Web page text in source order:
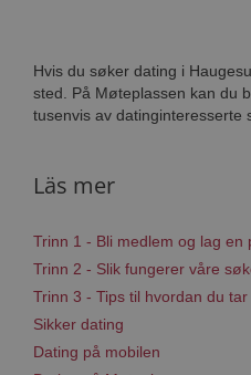
Hvis du søker dating i
sted. På Møteplassen kan du
tusenvis av datinginteresserte
Läs mer
Trinn 1 - Bli medlem og lag en
Trinn 2 - Slik fungerer våre
Trinn 3 - Tips til hvordan du
Sikker dating
Dating på mobilen